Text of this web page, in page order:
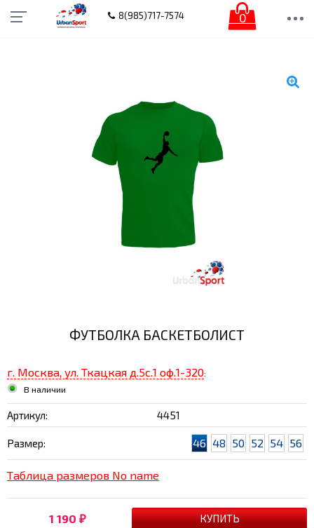
8(985)717-7574 0
ФУТБОЛКА БАСКЕТБОЛИСТ
г. Москва, ул. Ткацкая д.5с.1 оф.1-320:
В наличии
Артикул: 4451
Размер: 46 48 50 52 54 56
Таблица размеров No name
1 190₽